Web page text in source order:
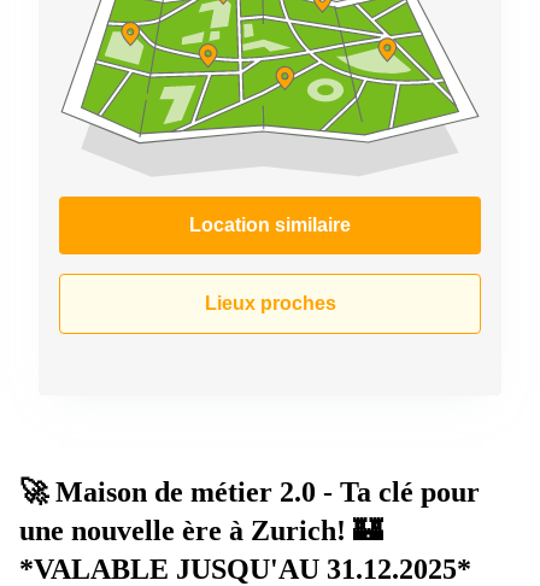
Lausanne
Esplanade
de Pont-
Rouge 4
Lancy
267
Chemin
de la
La
1
Rolle
Location similaire
Lieux proches
🚀 Maison de métier 2.0 - Ta clé pour
une nouvelle ère à Zurich! 🏰
*VALABLE JUSQU'AU 31.12.2025*